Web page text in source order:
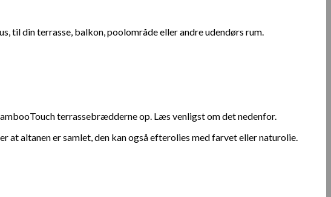
din terrasse, balkon, poolområde eller andre udendørs rum.
terrassebrædderne op. Læs venligst om det nedenfor.
altanen er samlet, den kan også efterolies med farvet eller naturolie.